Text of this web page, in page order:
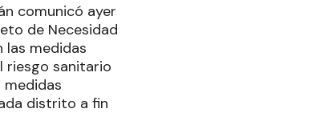
comunicó ayer
de Necesidad
las medidas
riesgo sanitario
distrito a fin